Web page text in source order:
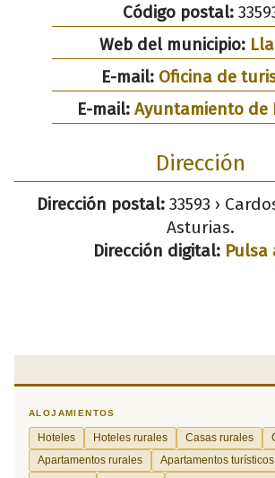
Código postal:
Web del municipio:
E-mail: Oficina de
E-mail: Ayuntamiento de
Dirección
Dirección postal:33593 ›
Asturias.
Dirección digital: Pulsa